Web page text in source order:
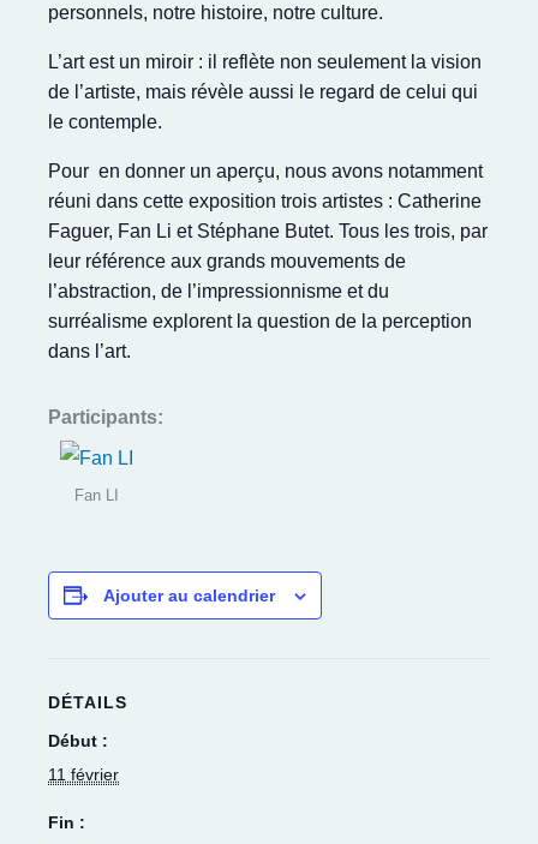
personnels, notre histoire, notre culture.
L’art est un miroir : il reflète non seulement la vision
de l’artiste, mais révèle aussi le regard de celui qui
le contemple.
Pour en donner un aperçu, nous avons notamment
réuni dans cette exposition trois artistes : Catherine
Faguer, Fan Li et Stéphane Butet. Tous les trois, par
leur référence aux grands mouvements de
l’abstraction, de l’impressionnisme et du
surréalisme explorent la question de la perception
dans l’art.
Participants:
Fan LI
Ajouter au calendrier
DÉTAILS
Début :
11 février
Fin :